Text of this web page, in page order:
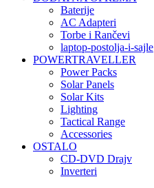
Baterije
AC Adapteri
Torbe i Rančevi
laptop-postolja-i-sajle
POWERTRAVELLER
Power Packs
Solar Panels
Solar Kits
Lighting
Tactical Range
Accessories
OSTALO
CD-DVD Drajv
Inverteri